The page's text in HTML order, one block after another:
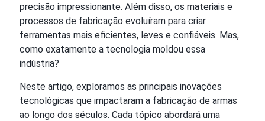
precisão impressionante. Além disso, os materiais e
processos de fabricação evoluíram para criar
ferramentas mais eficientes, leves e confiáveis. Mas,
como exatamente a tecnologia moldou essa
indústria?
Neste artigo, exploramos as principais inovações
tecnológicas que impactaram a fabricação de armas
ao longo dos séculos. Cada tópico abordará uma